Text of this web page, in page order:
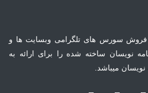
سورس های تلگرامی وبسایت ها و
نویسان ساخته شده را برای ارائه به
میباشد.